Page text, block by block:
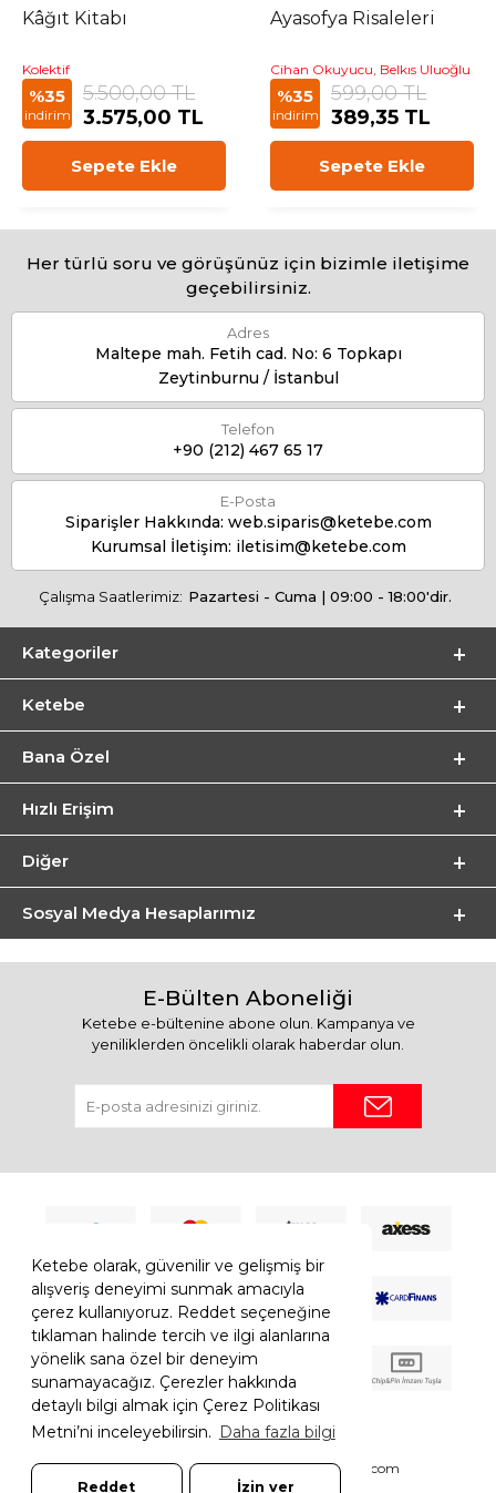
Ketebe olarak, güvenilir ve gelişmiş bir
alışveriş deneyimi sunmak amacıyla
çerez kullanıyoruz. Reddet seçeneğine
tıklaman halinde tercih ve ilgi alanlarına
yönelik sana özel bir deneyim
sunamayacağız. Çerezler hakkında
detaylı bilgi almak için Çerez Politikası
Metni’ni inceleyebilirsin. Daha fazla bilgi
Reddet İzin ver
Kâğıt Kitabı
Kolektif
%35
indirim
5.500,00 TL
3.575,00 TL
Sepete Ekle
Ayasofya Risaleleri
Cihan Okuyucu, Belkıs Uluoğlu
%35
indirim
599,00 TL
389,35 TL
Sepete Ekle
Her türlü soru ve görüşünüz için bizimle iletişime
geçebilirsiniz.
Adres
Maltepe mah. Fetih cad. No: 6 Topkapı
Zeytinburnu / İstanbul
Telefon
+90 (212) 467 65 17
E-Posta
Siparişler Hakkında: web.siparis@ketebe.com
Kurumsal İletişim: iletisim@ketebe.com
Çalışma Saatlerimiz: Pazartesi - Cuma | 09:00 - 18:00'dir.
Kategoriler
Ketebe
Bana Özel
Hızlı Erişim
Diğer
Sosyal Medya Hesaplarımız
E-Bülten Aboneliği
Ketebe e-bültenine abone olun. Kampanya ve
yeniliklerden öncelikli olarak haberdar olun.
© 2026 Ketebe Tüm Hakkı Saklıdır. Ketebe.com